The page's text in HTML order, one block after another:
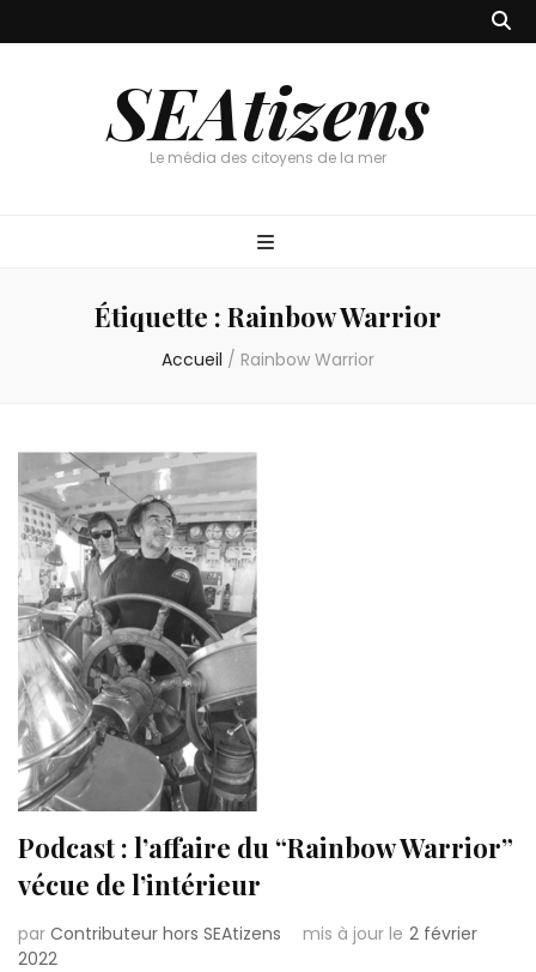
SEAtizens
Le média des citoyens de la mer
Étiquette : Rainbow Warrior
Accueil / Rainbow Warrior
Podcast : l’affaire du “Rainbow Warrior”
vécue de l’intérieur
par Contributeur hors SEAtizens mis à jour le 2 février
2022